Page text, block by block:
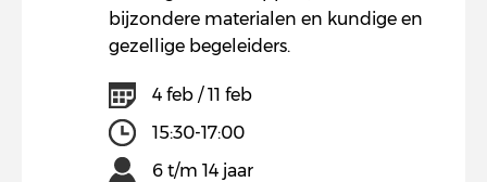
bijzondere materialen en kundige en
gezellige begeleiders.
4 feb / 11 feb
15:30-17:00
6 t/m 14 jaar